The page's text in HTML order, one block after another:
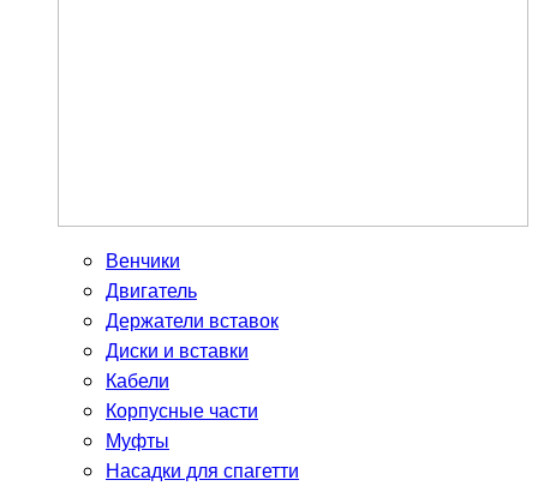
Венчики
Двигатель
Держатели вставок
Диски и вставки
Кабели
Корпусные части
Муфты
Насадки для спагетти